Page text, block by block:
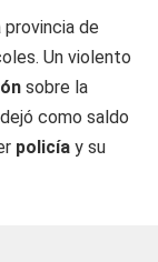
de
Un violento
sobre la
como saldo
policía y su